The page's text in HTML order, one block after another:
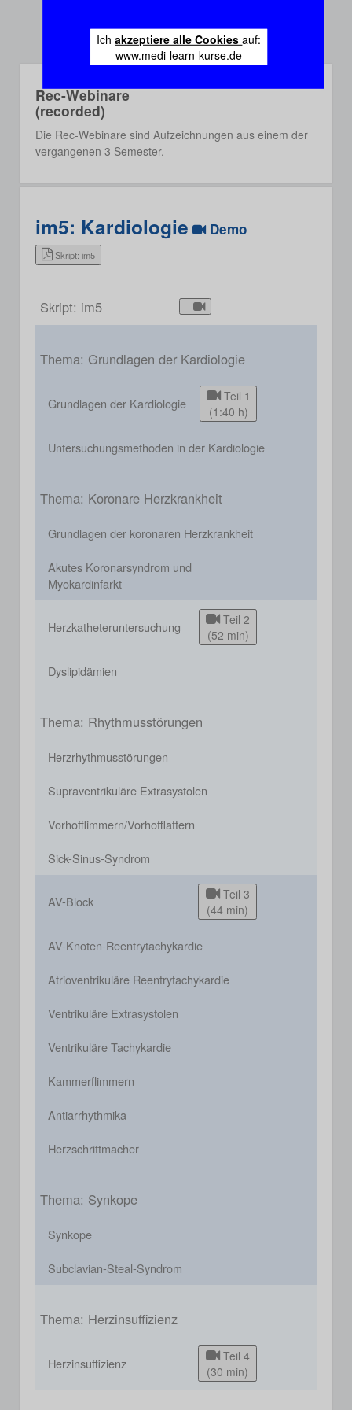
Ichakzeptiere alle Cookiesauf:
www.medi-learn-kurse.de
Rec-Webinare
(recorded)
Die Rec-Webinare sind Aufzeichnungen aus einem der
vergangenen 3 Semester.
im5: Kardiologie Demo
Skript: im5
Skript: im5
Thema: Grundlagen der Kardiologie
Grundlagen der Kardiologie
Teil 1
(1:40 h)
Untersuchungsmethoden in der Kardiologie
Thema: Koronare Herzkrankheit
Grundlagen der koronaren Herzkrankheit
Akutes Koronarsyndrom und
Myokardinfarkt
Herzkatheteruntersuchung
Teil 2
(52 min)
Dyslipidämien
Thema: Rhythmusstörungen
Herzrhythmusstörungen
Supraventrikuläre Extrasystolen
Vorhofflimmern/Vorhofflattern
Sick-Sinus-Syndrom
AV-Block
Teil 3
(44 min)
AV-Knoten-Reentrytachykardie
Atrioventrikuläre Reentrytachykardie
Ventrikuläre Extrasystolen
Ventrikuläre Tachykardie
Kammerflimmern
Antiarrhythmika
Herzschrittmacher
Thema: Synkope
Synkope
Subclavian-Steal-Syndrom
Thema: Herzinsuffizienz
Herzinsuffizienz
Teil 4
(30 min)